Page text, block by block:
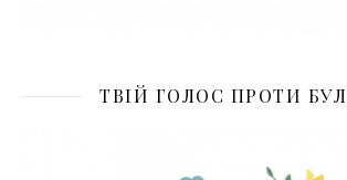
ТВІЙ ГОЛОС ПРОТИ